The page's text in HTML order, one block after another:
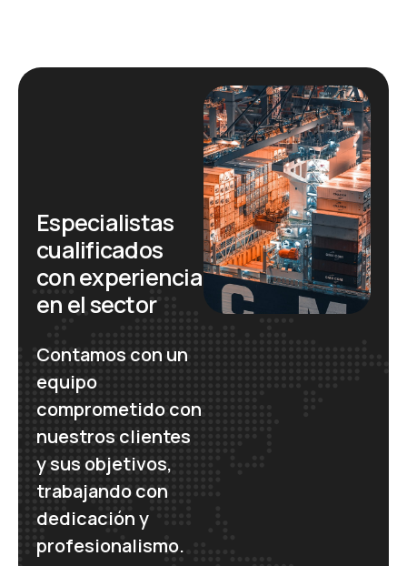
Especialistas
cualificados
conexperiencia
en elsector
Contamos con un
equipo
comprometido con
nuestros clientes
y sus objetivos,
trabajando con
dedicación y
profesionalismo.